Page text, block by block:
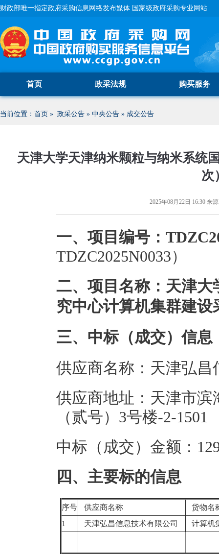
财政部唯一指定政府采购信息网络发布媒体 国家级政府采购专业网站
首页 政采法规 购买服务
当前位置： 首页 » 政采公告 » 中央公告 » 成交公告
天津大学天津纳米颗粒与纳米系统
次
2025年08月22日 16:30 来
一、项目编号：
TDZC2025N0033）
二、项目名称：天津
究中心计算机集群建
三、中标（成交）信息
供应商名称：天津弘昌
供应商地址：天津市
（贰号）3号楼-2-1501
中标（成交）金额：
四、主要标的信息
序号 供应商名称
货物名
1
天津弘昌信息技术有限公司 计算机